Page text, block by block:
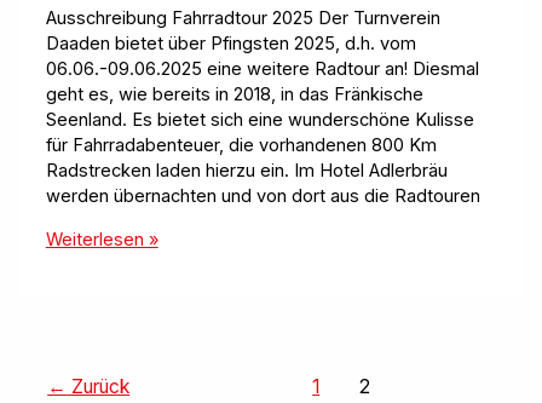
Ausschreibung Fahrradtour 2025 Der Turnverein
Daaden bietet über Pfingsten 2025, d.h. vom
06.06.-09.06.2025 eine weitere Radtour an! Diesmal
geht es, wie bereits in 2018, in das Fränkische
Seenland. Es bietet sich eine wunderschöne Kulisse
für Fahrradabenteuer, die vorhandenen 800 Km
Radstrecken laden hierzu ein. Im Hotel Adlerbräu
werden übernachten und von dort aus die Radtouren
Ausschreibung
Weiterlesen »
← Zurück 1 2